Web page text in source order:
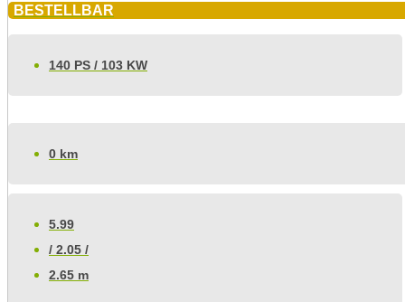
BESTELLBAR
140 PS / 103 KW
0 km
5.99
/ 2.05 /
2.65 m